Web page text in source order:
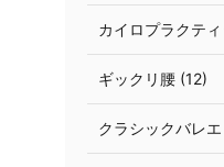
カイロプラクテ
ギックリ腰 (12)
クラシックバレ